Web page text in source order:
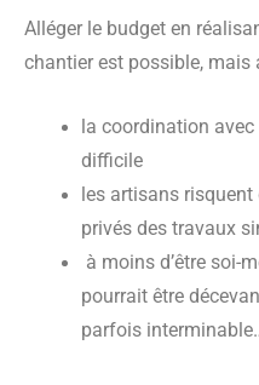
Alléger le budget en
chantier est possible, mais
la coordination
difficile
les artisans risquent
privés des travaux
à moins d’être soi-
pourrait être
parfois